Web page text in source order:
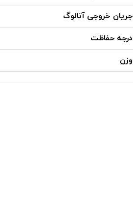
جریان خروجی آنالوگ
درجه حفاظت
وزن